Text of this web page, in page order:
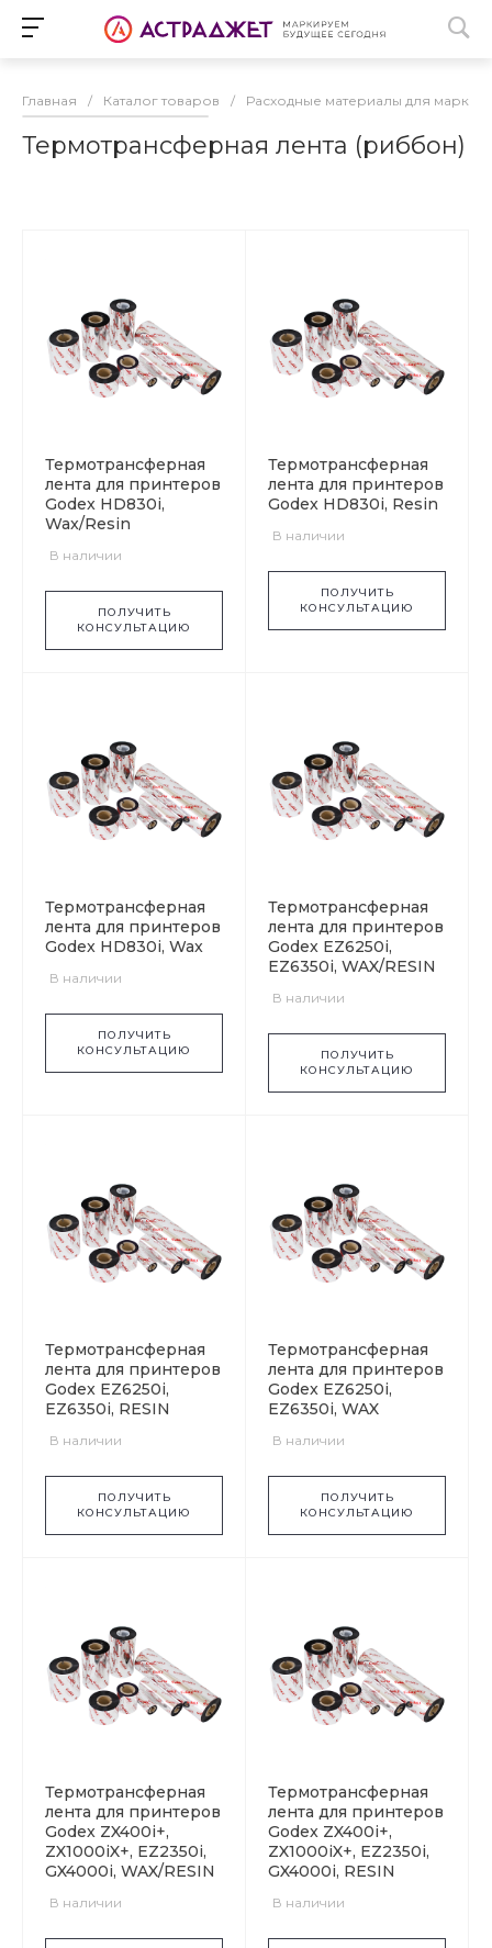
Главная / Каталог товаров / Расходные материалы для
Термотрансферная лента (риббон)
Термотрансферная
лента для принтеров
Godex HD830i,
Wax/Resin
В наличии
ПОЛУЧИТЬ
КОНСУЛЬТАЦИЮ
Термотрансферная
лента для принтеров
Godex HD830i, Resin
В наличии
ПОЛУЧИТЬ
КОНСУЛЬТАЦИЮ
Термотрансферная
лента для принтеров
Godex HD830i, Wax
В наличии
ПОЛУЧИТЬ
КОНСУЛЬТАЦИЮ
Термотрансферная
лента для принтеров
Godex EZ6250i,
EZ6350i, WAX/RESIN
В наличии
ПОЛУЧИТЬ
КОНСУЛЬТАЦИЮ
Термотрансферная
лента для принтеров
Godex EZ6250i,
EZ6350i, RESIN
В наличии
ПОЛУЧИТЬ
КОНСУЛЬТАЦИЮ
Термотрансферная
лента для принтеров
Godex EZ6250i,
EZ6350i, WAX
В наличии
ПОЛУЧИТЬ
КОНСУЛЬТАЦИЮ
Термотрансферная
лента для принтеров
Godex ZX400i+,
ZX1000iX+, EZ2350i,
GX4000i, WAX/RESIN
В наличии
Термотрансферная
лента для принтеров
Godex ZX400i+,
ZX1000iX+, EZ2350i,
GX4000i, RESIN
В наличии